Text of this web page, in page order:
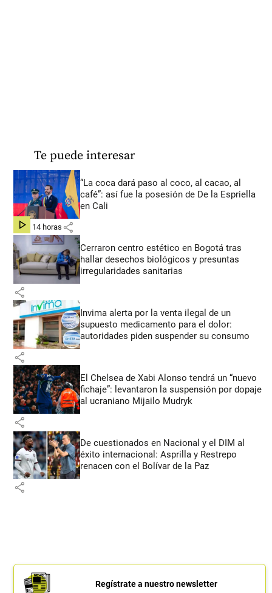
Te puede interesar
“La coca dará paso al coco, al cacao, al
café”: así fue la posesión de De la Espriella
en Cali
hace 14 horas share
Cerraron centro estético en Bogotá tras
hallar desechos biológicos y presuntas
irregularidades sanitarias
share
Invima alerta por la venta ilegal de un
supuesto medicamento para el dolor:
autoridades piden suspender su consumo
share
El Chelsea de Xabi Alonso tendrá un “nuevo
fichaje”: levantaron la suspensión por dopaje
al ucraniano Mijailo Mudryk
share
De cuestionados en Nacional y el DIM al
éxito internacional: Asprilla y Restrepo
renacen con el Bolívar de la Paz
share
Regístrate a nuestro newsletter